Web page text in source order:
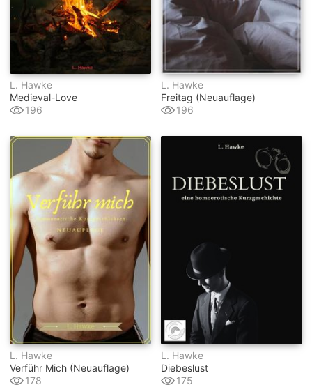
L. Hawke
Medieval-Love
196
L. Hawke
Freitag (neuauflage)
196
L. Hawke
Verführ Mich (neuauflage)
178
L. Hawke
Diebeslust
175